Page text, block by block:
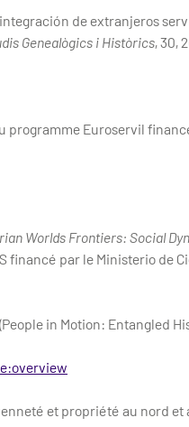
de extranjeros
Genealògics i Històrics, 30,
Euroservil
Worlds Frontiers: Social
financé par le Ministerio de
in Motion: Entangled
et propriété au nord